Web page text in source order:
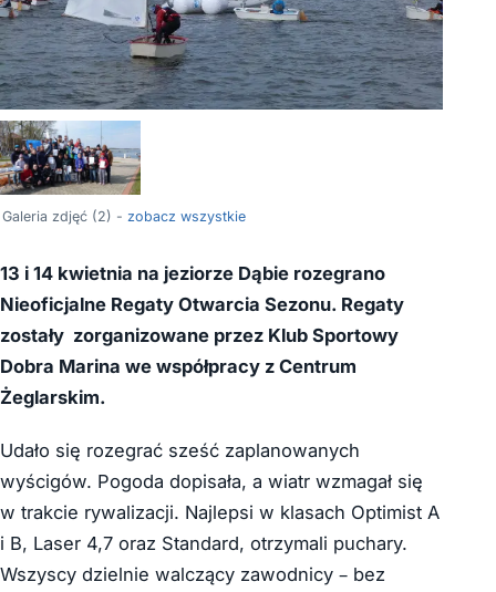
Galeria zdjęć (2) - zobacz wszystkie
13 i 14 kwietnia na jeziorze Dąbie rozegrano
Nieoficjalne Regaty Otwarcia Sezonu. Regaty
zostały zorganizowane przez Klub Sportowy
Dobra Marina we współpracy z Centrum
Żeglarskim.
Udało się rozegrać sześć zaplanowanych
wyścigów. Pogoda dopisała, a wiatr wzmagał się
w trakcie rywalizacji. Najlepsi w klasach Optimist A
i B, Laser 4,7 oraz Standard, otrzymali puchary.
Wszyscy dzielnie walczący zawodnicy – bez